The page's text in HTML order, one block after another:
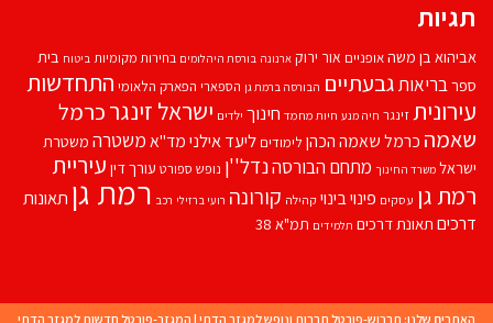
תגיות
אביהוא בן משהאופניים אור ירוק ארנונה בורסת היהלומים בחירות מקומיות ביטוח בית
ספרבריאותגבעתיים הבורסה ברמת גן הספארי הפארק הלאומי התחדשות
עירוניתזינגר חיה מנע חיות מחמד חינוך ילדים ישראל זינגרכרמל
שאמה כרמל שאמה הכהן לימודים ליעד אילנימד''אמשטרה משטרת
ישראל משרד החינוך מתחם הבורסהנדל''ן נופש ספורט עורך דין עיריית
רמת גן עסקים פינוי בינוי קהילה קורונה רועי ברזילי רכב רמת גן תאונות
דרכים תאונת דרכים תלמידים תמ"א 38
האתרים שלנו: תרבוש-פורטל תרבות ונופש למגזר הדתי | המגזר-פורטל חדשות למגזר הדתי